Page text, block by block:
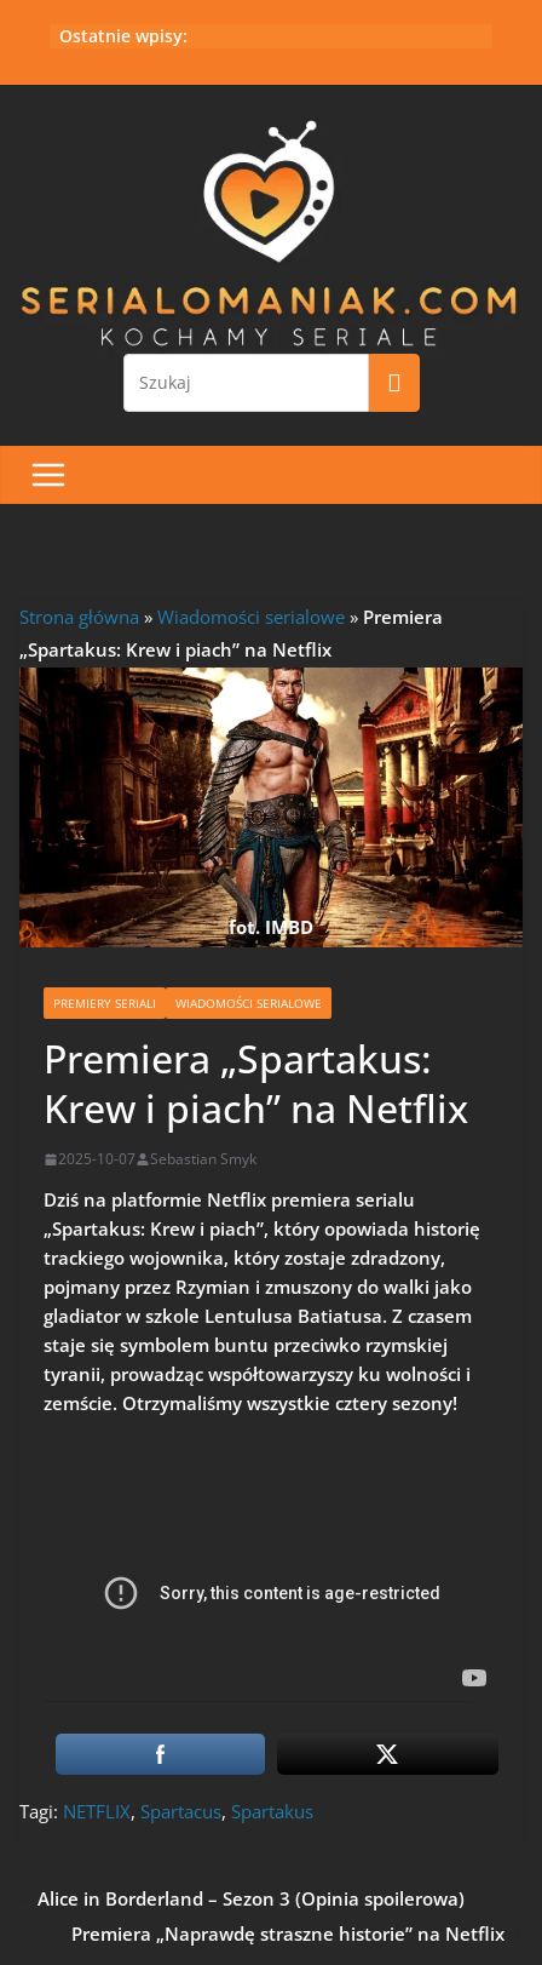
Ostatnie wpisy:
Strona główna » Wiadomości serialowe » Premiera
„Spartakus: Krew i piach” na Netflix
fot. IMBD
PREMIERY SERIALI WIADOMOŚCI SERIALOWE
Premiera „Spartakus:
Krew i piach” na Netflix
2025-10-07 Sebastian Smyk
Dziś na platformie Netflix premiera serialu
„Spartakus: Krew i piach”, który opowiada historię
trackiego wojownika, który zostaje zdradzony,
pojmany przez Rzymian i zmuszony do walki jako
gladiator w szkole Lentulusa Batiatusa. Z czasem
staje się symbolem buntu przeciwko rzymskiej
tyranii, prowadząc współtowarzyszy ku wolności i
zemście. Otrzymaliśmy wszystkie cztery sezony!
Tagi: NETFLIX, Spartacus, Spartakus
Alice in Borderland – Sezon 3 (Opinia spoilerowa)
Premiera „Naprawdę straszne historie” na Netflix